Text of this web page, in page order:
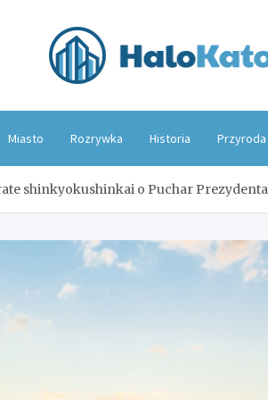
Miasto Rozrywka Historia Przyroda
shinkyokushinkai o Puchar